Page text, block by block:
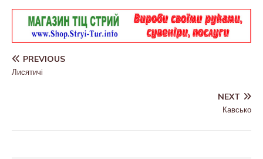
PREVIOUS
Лисятичі
NEXT
Кавсько